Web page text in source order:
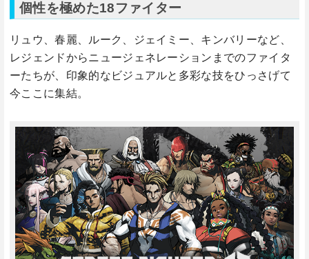
個性を極めた18ファイター
リュウ、春麗、ルーク、ジェイミー、キンバリーなど、
レジェンドからニュージェネレーションまでのファイタ
ーたちが、印象的なビジュアルと多彩な技をひっさげて
今ここに集結。